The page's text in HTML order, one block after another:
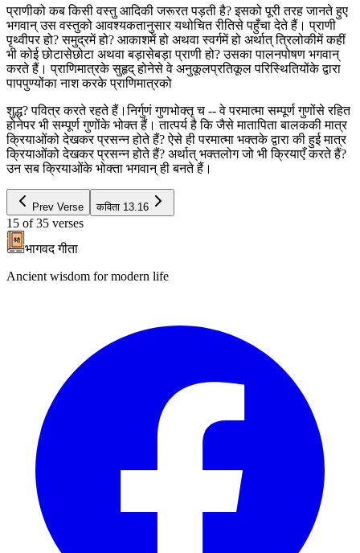
प्राणीको कब किसी वस्तु आदिकी जरूरत पड़ती है? इसको पूरी तरह जानते हुए
भगवान् उस वस्तुको आवश्यकतानुसार यथोचित रीतिसे पहुँचा देते हैं। प्राणी
पृथ्वीपर हो? समुद्रमें हो? आकाशमें हो अथवा स्वर्गमें हो अर्थात् त्रिलोकीमें कहीं
भी कोई छोटासेछोटा अथवा बड़ासेबड़ा प्राणी हो? उसका पालनपोषण भगवान्
करते हैं। प्राणिमात्रके सुहृद् होनेसे वे अनुकूलप्रतिकूल परिस्थितियोंके द्वारा
पापपुण्योंका नाश करके प्राणिमात्रको
शुद्ध? पवित्र करते रहते हैं।निर्गुणं गुणभोक्तृ च -- वे परमात्मा सम्पूर्ण गुणोंसे रहित
होनेपर भी सम्पूर्ण गुणोंके भोक्त हैं। तात्पर्य है कि जैसे मातापिता बालककी मात्र
क्रियाओंको देखकर प्रसन्न होते हैं? ऐसे ही परमात्मा भक्तके द्वारा की हुई मात्र
क्रियाओंको देखकर प्रसन्न होते हैं? अर्थात् भक्तलोग जो भी क्रियाएँ करते हैं?
उन सब क्रियाओंके भोक्ता भगवान् ही बनते हैं।
Prev Verse कविता 13.16
15 of 35 verses
भागवद गीता
Ancient wisdom for modern life